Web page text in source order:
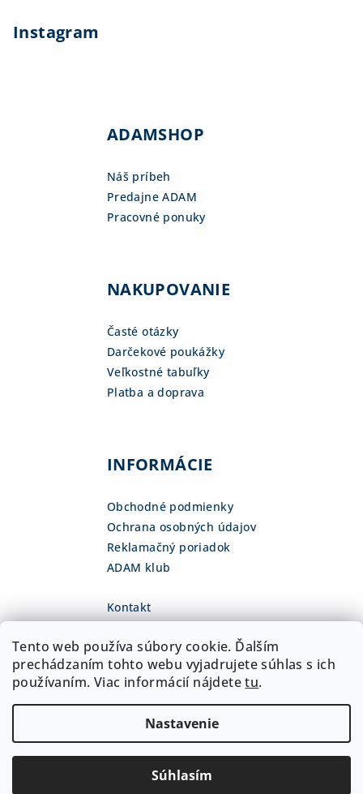
Tento web používa súbory cookie. Ďalším
prechádzaním tohto webu vyjadrujete súhlas s ich
používaním. Viac informácií nájdetetu.
Nastavenie
Súhlasím
Instagram
ADAMSHOP
Náš príbeh
Predajne ADAM
Pracovné ponuky
NAKUPOVANIE
Časté otázky
Darčekové poukážky
Veľkostné tabuľky
Platba a doprava
INFORMÁCIE
Obchodné podmienky
Ochrana osobných údajov
Reklamačný poriadok
ADAM klub
Kontakt
+421 918 468 475
fb.com/adamshop.sk
adamshop.sk